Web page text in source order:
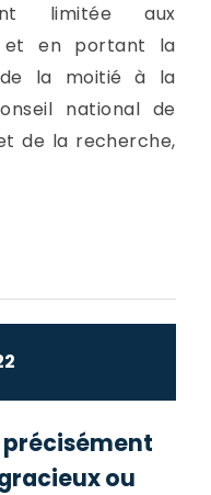
limitée aux
et en portant la
la moitié à la
national de
de la recherche,
ou